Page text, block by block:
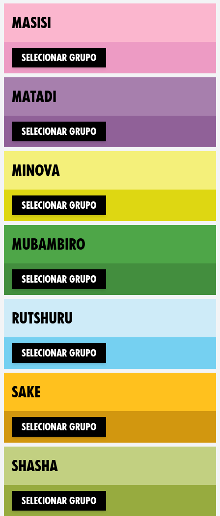
MASISI
Selecionar Grupo
MATADI
Selecionar Grupo
MINOVA
Selecionar Grupo
MUBAMBIRO
Selecionar Grupo
RUTSHURU
Selecionar Grupo
SAKE
Selecionar Grupo
SHASHA
Selecionar Grupo